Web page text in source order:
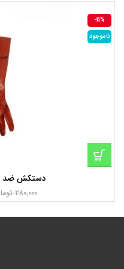
-11%
ناموجود
دستکش ضد
280,000